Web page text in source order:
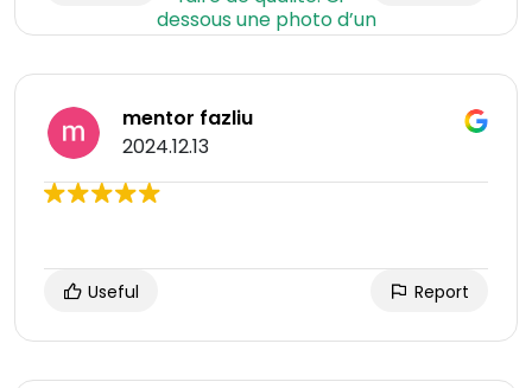
mentor fazliu
2024.12.13
Useful Report